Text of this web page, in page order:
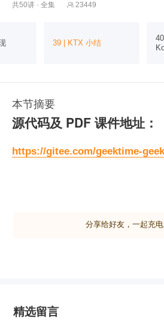
共50讲 · 全集  23449
39 | KTX 小结
本节摘要
源代码及 PDF 课件地址：
https://gitee.com/geektime-
分享给好友，一起充
精选留言